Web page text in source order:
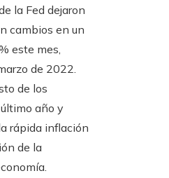
la Fed dejaron
cambios en un
este mes,
de 2022.
de los
año y
rápida inflación
de la